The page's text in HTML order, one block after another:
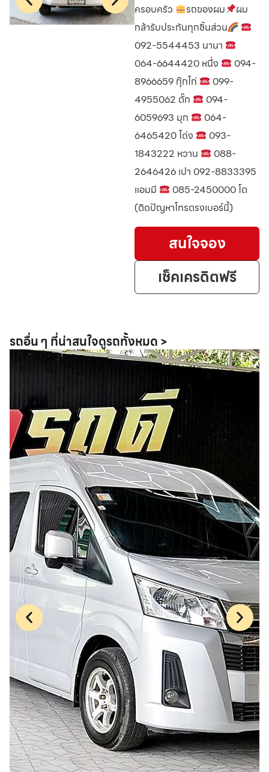
ครอบครัว
รถของผม
ผม
กล้ารับประกันทุกชิ้นส่วน
092-5544453 นานา
064-6644420 หนึ่ง
094-
8966659 กุ๊กไก่
099-
4955062 ตั๊ก
094-
6059693 มุก
064-
6465420 โด่ง
093-
1843222 หวาน
088-
2646426 เปา 092-8833395
แอมมี
085-2450000 โต
(ติดปัญหาโทรตรงเบอร์นี้)
สนใจจอง
เช็คเครดิตฟรี
รถอื่น ๆ ที่น่าสนใจดูรถทั้งหมด >